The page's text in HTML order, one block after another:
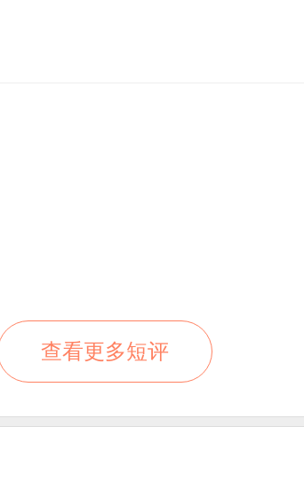
查看更多短评